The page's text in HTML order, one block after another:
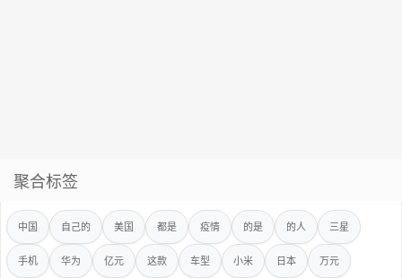
聚合标签
中国 自己的 美国 都是 疫情 的是 的人 三星
手机 华为 亿元 这款 车型 小米 日本 万元